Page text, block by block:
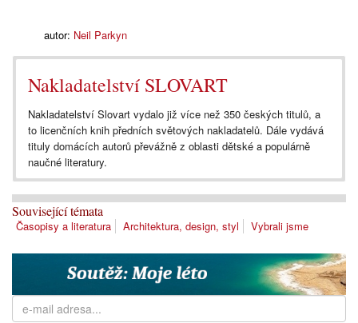
autor: Neil Parkyn
Nakladatelství SLOVART
Nakladatelství Slovart vydalo již více než 350 českých titulů, a
to licenčních knih předních světových nakladatelů. Dále vydává
tituly domácích autorů převážně z oblasti dětské a populárně
naučné literatury.
Související témata
Časopisy a literatura Architektura, design, styl Vybrali jsme